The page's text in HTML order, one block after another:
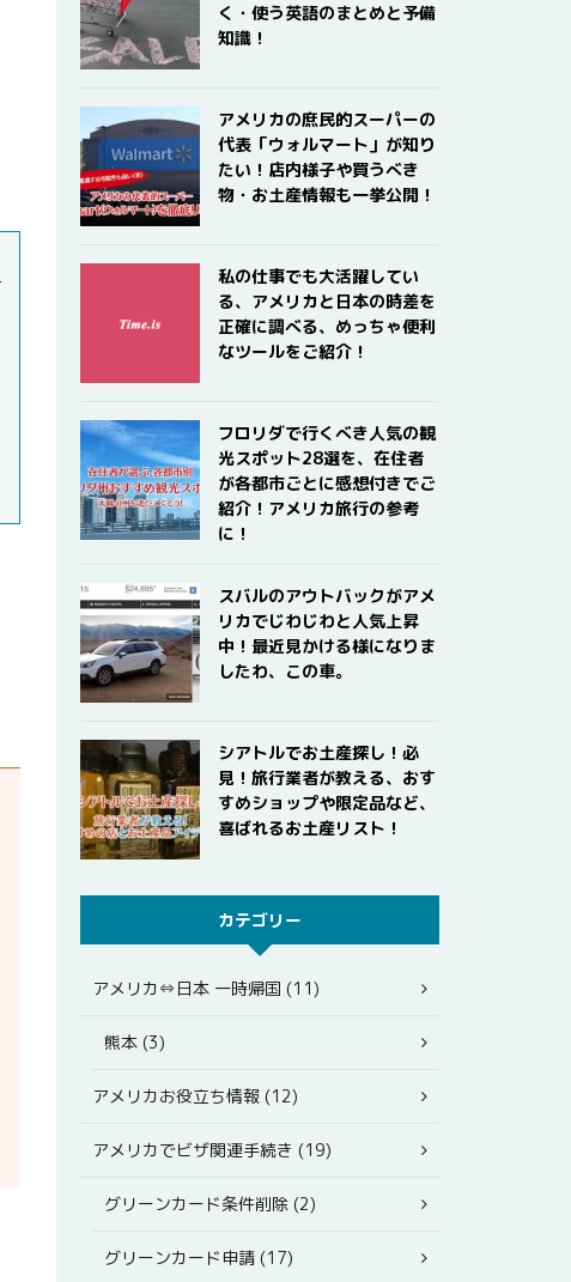
く・使う英語のまとめと予備
知識！
アメリカの庶民的スーパーの
代表「ウォルマート」が知り
たい！店内様子や買うべき
物・お土産情報も一挙公開！
私の仕事でも大活躍してい
る、アメリカと日本の時差を
正確に調べる、めっちゃ便利
なツールをご紹介！
フロリダで行くべき人気の観
光スポット28選を、在住者
が各都市ごとに感想付きでご
紹介！アメリカ旅行の参考
に！
スバルのアウトバックがアメ
リカでじわじわと人気上昇
中！最近見かける様になりま
したわ、この車。
シアトルでお土産探し！必
見！旅行業者が教える、おす
すめショップや限定品など、
喜ばれるお土産リスト！
カテゴリー
アメリカ⇔日本 一時帰国 (11)
熊本 (3)
アメリカお役立ち情報 (12)
アメリカでビザ関連手続き (19)
グリーンカード条件削除 (2)
グリーンカード申請 (17)